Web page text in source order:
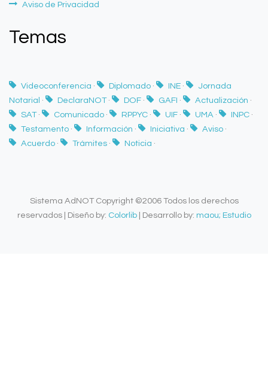
Aviso de Privacidad
Temas
Videoconferencia · Diplomado · INE ·
Jornada
Notarial · DeclaraNOT · DOF · GAFI · Actualización ·
SAT · Comunicado · RPPYC · UIF · UMA · INPC ·
Testamento · Información · Iniciativa · Aviso ·
Acuerdo · Trámites · Noticia ·
Sistema AdNOT Copyright ©2006 Todos los derechos
reservados | Diseño by: Colorlib| Desarrollo by: maou; Estudio